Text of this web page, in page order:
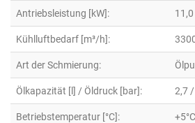
Antriebsleistung [kW]: 11,0
Kühlluftbedarf [m³/h]:
Art der Schmierung:
Ölkapazität [l] / Öldruck [bar]: 2,7
Betriebstemperatur [°C]: